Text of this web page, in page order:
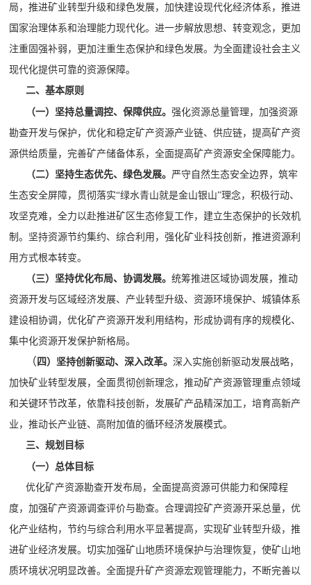
局，推进矿业转型升级和绿色发展，加快建设现代化经济体系，推进
国家治理体系和治理能力现代化。进一步解放思想、转变观念，更加
注重固强补弱，更加注重生态保护和绿色发展。为全面建设社会主义
现代化提供可靠的资源保障。
二、基本原则
（一）坚持总量调控、保障供应。强化资源总量管理，加强资源
勘查开发与保护，优化和稳定矿产资源产业链、供应链，提高矿产资
源供给质量，完善矿产储备体系，全面提高矿产资源安全保障能力。
（二）坚持生态优先、绿色发展。 严守自然生态安全边界，筑牢
生态安全屏障，贯彻落实“绿水青山就是金山银山”理念，积极行动、
攻坚克难，全力以赴推进矿区生态修复工作，建立生态保护的长效机
制。坚持资源节约集约、综合利用，强化矿业科技创新，推进资源利
用方式根本转变。
（三）坚持优化布局、协调发展。统筹推进区域协调发展，推动
资源开发与区域经济发展、产业转型升级、资源环境保护、城镇体系
建设相协调，优化矿产资源开发利用结构，形成协调有序的规模化、
集中化资源开发保护新格局。
（ 四）坚持创新驱动、深入改革。深入实施创新驱动发展战略，
加快矿业转型发展，全面贯彻创新理念，推动矿产资源管理重点领域
和关键环节改革，依靠科技创新，发展矿产品精深加工，培育高新产
业，推动长产业链、高附加值的循环经济发展模式。
三、规划目标
（一）总体目标
优化矿产资源勘查开发布局，全面提高资源可供能力和保障程
度，加强矿产资源调查评价与勘查。合理调控矿产资源开采总量，优
化产业结构，节约与综合利用水平显著提高，实现矿业转型升级，推
进矿业经济发展。切实加强矿山地质环境保护与治理恢复，使矿山地
质环境状况明显改善。全面提升矿产资源宏观管理能力，不断完善以